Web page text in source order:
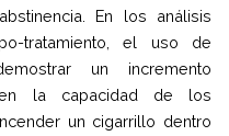
En los análisis
tratamiento, el uso de
un incremento
en la capacidad de los
un cigarrillo dentro